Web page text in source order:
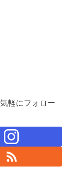
軽にフォロー